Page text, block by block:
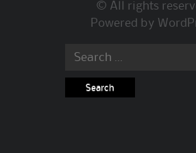
© All rights
Powered by
Search